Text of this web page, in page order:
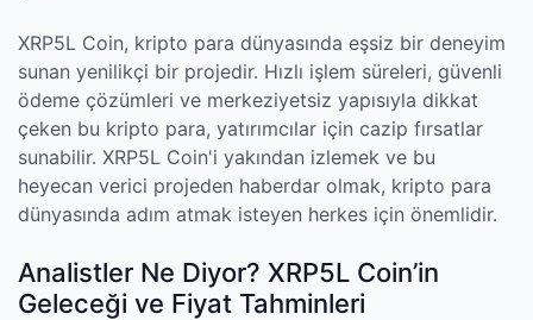
XRP5L Coin, kripto para dünyasında eşsiz bir deneyim
sunan yenilikçi bir projedir. Hızlı işlem süreleri, güvenli
ödeme çözümleri ve merkeziyetsiz yapısıyla dikkat
çeken bu kripto para, yatırımcılar için cazip fırsatlar
sunabilir. XRP5L Coin'i yakından izlemek ve bu
heyecan verici projeden haberdar olmak, kripto para
dünyasında adım atmak isteyen herkes için önemlidir.
Analistler Ne Diyor? XRP5L Coin’in
Geleceği ve Fiyat Tahminleri